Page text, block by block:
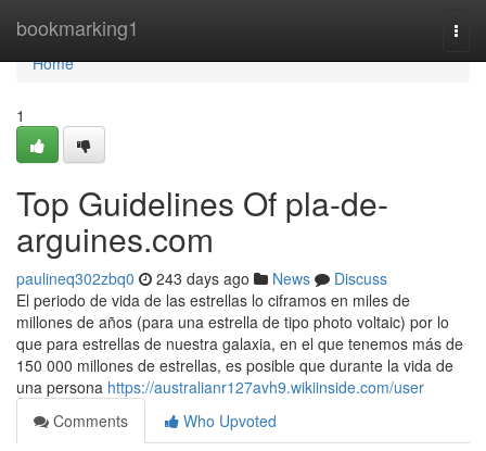
bookmarking1
Home
Home
1
Top Guidelines Of pla-de-
arguines.com
paulineq302zbq0 243 days ago News
Discuss
El periodo de vida de las estrellas lo ciframos en miles de
millones de años (para una estrella de tipo photo voltaic) por lo
que para estrellas de nuestra galaxia, en el que tenemos más de
150 000 millones de estrellas, es posible que durante la vida de
una persona https://australianr127avh9.wikiinside.com/user
Comments
Who Upvoted